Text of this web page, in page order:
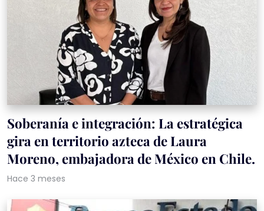
Soberanía e integración: La estratégica
gira en territorio azteca de Laura
Moreno, embajadora de México en Chile.
Hace 3 meses